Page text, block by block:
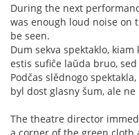
During the next
was enough loud noise on
be seen.
Dum sekva spektaklo,
estis sufiĉe laŭda bruo,
Podčas slědnogo
byl dost glasny šum, ale
The theatre director